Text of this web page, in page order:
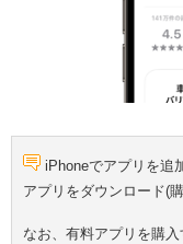
iPhoneでアプリを追
アプリをダウンロード(購
なお、有料アプリを購